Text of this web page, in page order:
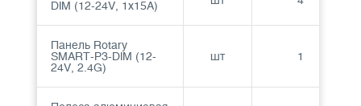
DIM (12-24V, 1x15A)
Панель Rotary
SMART-P3-DIM (12-
24V, 2.4G)
шт 1